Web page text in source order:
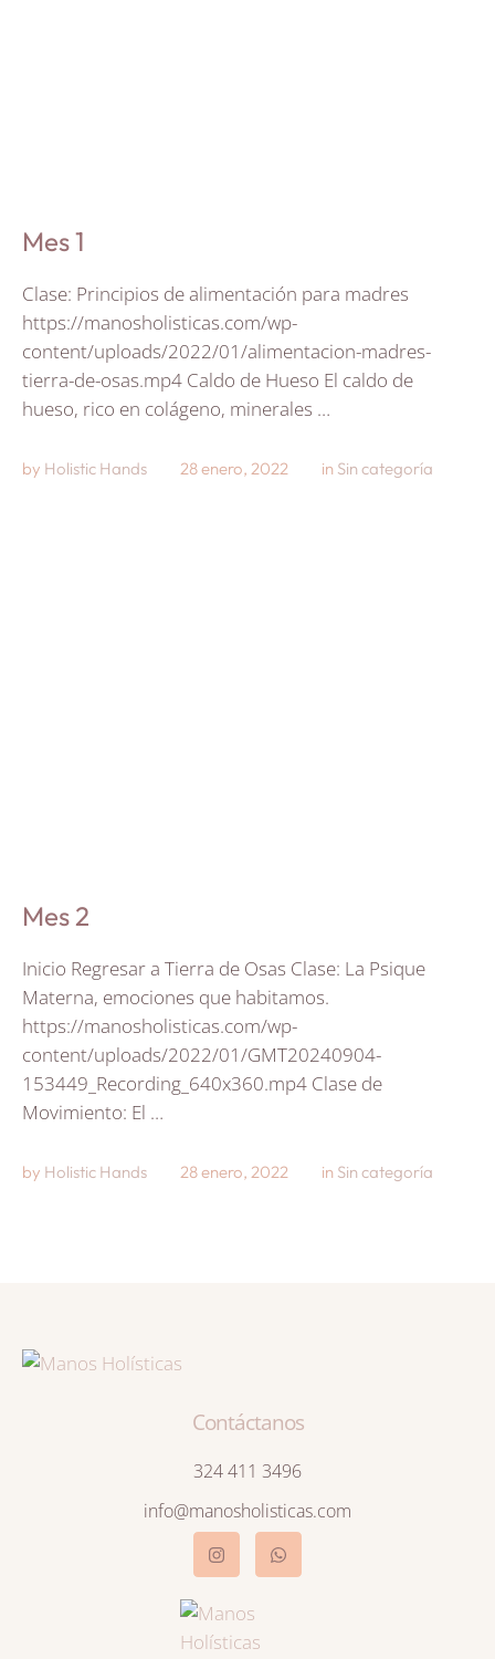
Mes 1
Clase: Principios de alimentación para madres
https://manosholisticas.com/wp-
content/uploads/2022/01/alimentacion-madres-
tierra-de-osas.mp4 Caldo de Hueso El caldo de
hueso, rico en colágeno, minerales …
by Holistic Hands 28 enero, 2022 in Sin categoría
Mes 2
Inicio Regresar a Tierra de Osas Clase: La Psique
Materna, emociones que habitamos.
https://manosholisticas.com/wp-
content/uploads/2022/01/GMT20240904-
153449_Recording_640x360.mp4 Clase de
Movimiento: El …
by Holistic Hands 28 enero, 2022 in Sin categoría
Contáctanos
324 411 3496
info@manosholisticas.com